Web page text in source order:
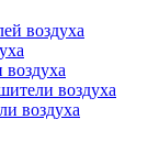
воздуха
воздуха
воздуха